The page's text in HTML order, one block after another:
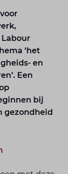
‘het
en
Een
bij
gezondheid